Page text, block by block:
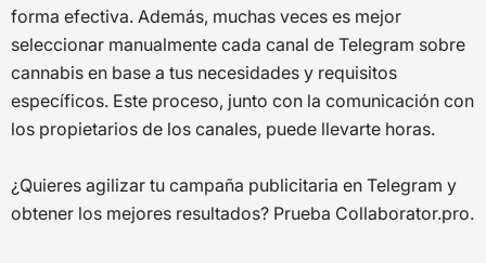
forma efectiva. Además, muchas veces es mejor
seleccionar manualmente cada canal de Telegram sobre
cannabis en base a tus necesidades y requisitos
específicos. Este proceso, junto con la comunicación con
los propietarios de los canales, puede llevarte horas.
¿Quieres agilizar tu campaña publicitaria en Telegram y
obtener los mejores resultados? Prueba Collaborator.pro.